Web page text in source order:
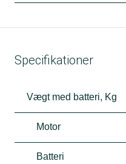
Specifikationer
Vægt med batteri, Kg
Motor
Batteri